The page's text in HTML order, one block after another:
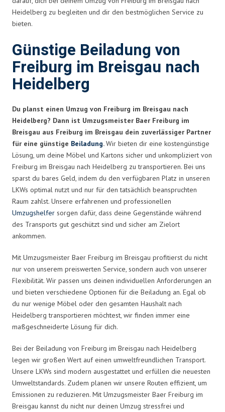
Heidelberg zu begleiten und dir den bestmöglichen Service zu
bieten.
Günstige Beiladung von
Freiburg im Breisgau nach
Heidelberg
Du planst einen Umzug von Freiburg im Breisgau nach
Heidelberg? Dann ist Umzugsmeister Baer Freiburg im
Breisgau aus Freiburg im Breisgau dein zuverlässiger Partner
für eine günstige Beiladung.Wir bieten dir eine kostengünstige
Lösung, um deine Möbel und Kartons sicher und unkompliziert von
Freiburg im Breisgau nach Heidelberg zu transportieren. Bei uns
sparst du bares Geld, indem du den verfügbaren Platz in unseren
LKWs optimal nutzt und nur für den tatsächlich beanspruchten
Raum zahlst. Unsere erfahrenen und professionellen
Umzugshelfer sorgen dafür, dass deine Gegenstände während
des Transports gut geschützt sind und sicher am Zielort
ankommen.
Mit Umzugsmeister Baer Freiburg im Breisgau profitierst du nicht
nur von unserem preiswerten Service, sondern auch von unserer
Flexibilität. Wir passen uns deinen individuellen Anforderungen an
und bieten verschiedene Optionen für die Beiladung an. Egal ob
du nur wenige Möbel oder den gesamten Haushalt nach
Heidelberg transportieren möchtest, wir finden immer eine
maßgeschneiderte Lösung für dich.
Bei der Beiladung von Freiburg im Breisgau nach Heidelberg
legen wir großen Wert auf einen umweltfreundlichen Transport.
Unsere LKWs sind modern ausgestattet und erfüllen die neuesten
Umweltstandards. Zudem planen wir unsere Routen effizient, um
Emissionen zu reduzieren. Mit Umzugsmeister Baer Freiburg im
Breisgau kannst du nicht nur deinen Umzug stressfrei und